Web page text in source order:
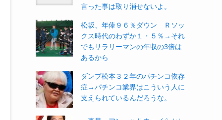
言った事は取り消せないよ。
松坂、年俸９６％ダウン Ｒソッ
クス時代のわずか１・５％→それ
でもサラリーマンの年収の3倍は
あるから
ダンプ松本３２年のパチンコ依存
症→パチンコ業界はこういう人に
支えられているんだろうな。